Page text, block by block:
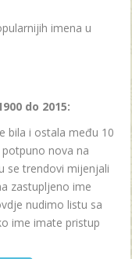
imena u
do 2015:
bila i ostala među 10
nova na
se trendovi mijenjali
zastupljeno ime
nudimo listu sa
ime imate pristup